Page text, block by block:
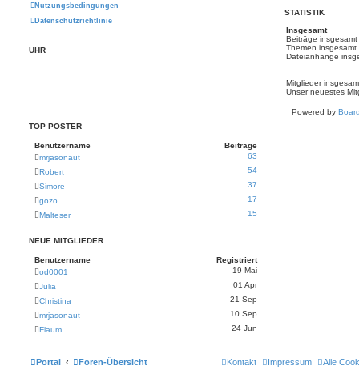
Nutzungsbedingungen
Datenschutzrichtlinie
UHR
TOP POSTER
Benutzername
Beiträge
mrjasonaut
63
Robert
54
Simore
37
gozo
17
Malteser
15
NEUE MITGLIEDER
Benutzername
Registriert
od0001
19 Mai
Julia
01 Apr
Christina
21 Sep
mrjasonaut
10 Sep
Flaum
24 Jun
STATISTIK
Insgesamt
Beiträge insgesamt
Themen insgesamt
Dateianhänge
Mitglieder
Unser neuestes
Powered by
Portal Foren-Übersicht Alle
Impressum
Kontakt